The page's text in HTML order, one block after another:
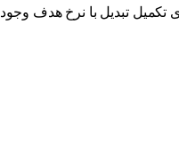
تکمیل تبدیل با نرخ هدف وجود